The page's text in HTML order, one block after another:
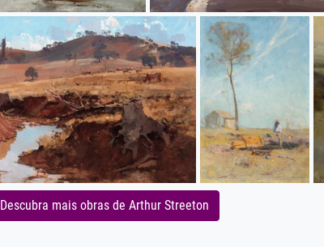
Descubra mais obras de Arthur Streeton